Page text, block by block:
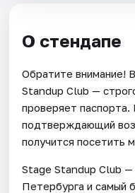
О стендапе
Обратите внимание!
Standup Club —
проверяет
подтверждающий
получится посетить
Stage Standup Club
Петербурга и самый